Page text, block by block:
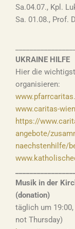
Sa.04.07., Kpl.
Sa. 01.08., Prof.
UKRAINE HILFE
Hier die
organisieren:
www.caritas-
https://
angebote/
naechstenhilfe/
Musik in der
(donation)
täglich um
not Thursday)